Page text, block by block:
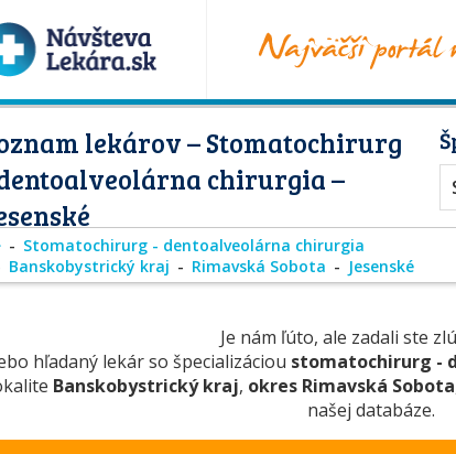
lekárov – Stomatochirurg
chirurgia –
Stomatochirurg - dentoalveolárna chirurgia
Banskobystrický kraj
Rimavská Sobota Jesenské
Je nám ľúto, ale zadali ste
hľadaný lekár so špecializáciou stomatochirurg -
Banskobystrický kraj, okres Rimavská Sobota
našej databáze.